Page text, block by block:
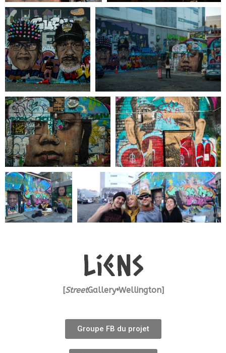
lieNs
[StreetGallery•Wellington]
Groupe FB du projet